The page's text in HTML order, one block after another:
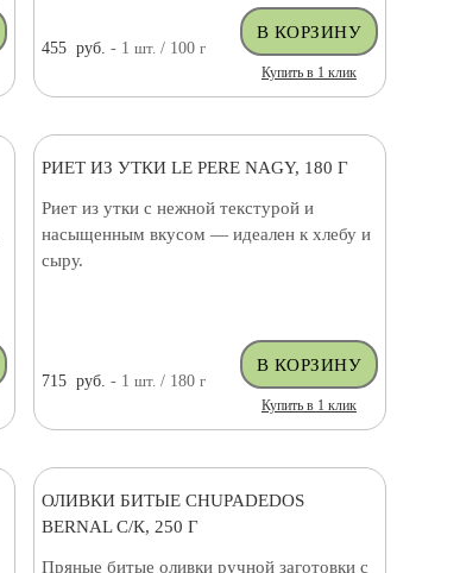
455 руб. - 1шт. / 100г
Купить в 1 клик
РИЕТ ИЗ УТКИ LE PERE NAGY, 180 Г
Риет из утки с нежной текстурой и
насыщенным вкусом — идеален к хлебу и
сыру.
715 руб. - 1шт. / 180г
Купить в 1 клик
ОЛИВКИ БИТЫЕ CHUPADEDOS
BERNAL С/К, 250 Г
Пряные битые оливки ручной заготовки с